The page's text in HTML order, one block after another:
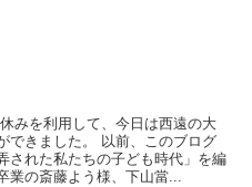
みを利用して、今日は西遠の大
できました。 以前、このブログ
された私たちの子ども時代」を編
業の斎藤よう様、下山當...